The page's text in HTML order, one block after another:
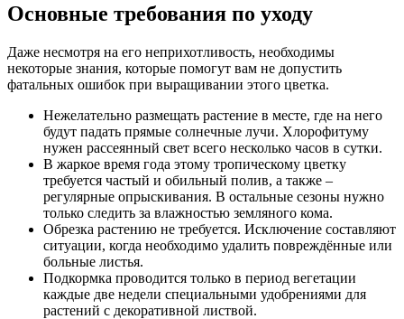
Основные требования по уходу
Даже несмотря на его неприхотливость, необходимы
некоторые знания, которые помогут вам не допустить
фатальных ошибок при выращивании этого цветка.
Нежелательно размещать растение в месте, где на него
будут падать прямые солнечные лучи. Хлорофитуму
нужен рассеянный свет всего несколько часов в сутки.
В жаркое время года этому тропическому цветку
требуется частый и обильный полив, а также –
регулярные опрыскивания. В остальные сезоны нужно
только следить за влажностью земляного кома.
Обрезка растению не требуется. Исключение составляют
ситуации, когда необходимо удалить повреждённые или
больные листья.
Подкормка проводится только в период вегетации
каждые две недели специальными удобрениями для
растений с декоративной листвой.